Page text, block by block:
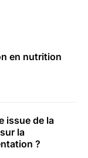
en nutrition
issue de la
la
?